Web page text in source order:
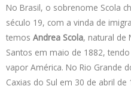
No Brasil, o sobrenome Scola
século 19, com a vinda de
temos Andrea Scola, natural de
Santos em maio de 1882,
vapor América. No Rio Grande
Caxias do Sul em 30 de abril